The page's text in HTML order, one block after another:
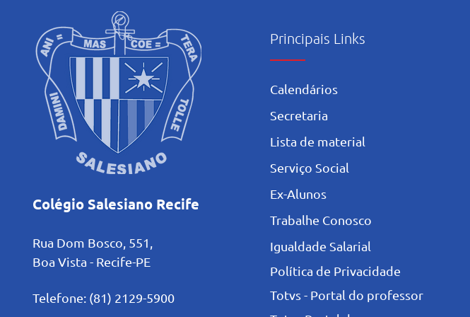
Colégio Salesiano Recife
Rua Dom Bosco, 551,
Boa Vista - Recife-PE
Telefone: (81) 2129-5900
Principais Links
Calendários
Secretaria
L ista de material
Serviço Social
Ex-Alunos
Trabalhe Conosco
Igualdade Salarial
Política de Privacidade
Totvs - Portal do professor